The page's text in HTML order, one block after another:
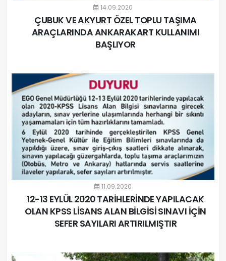
14.09.2020
ÇUBUK VE AKYURT ÖZEL TOPLU TAŞIMA
ARAÇLARINDA ANKARAKART KULLANIMI
BAŞLIYOR
11.09.2020
12-13 EYLÜL 2020 TARİHLERİNDE YAPILACAK
OLAN KPSS LİSANS ALAN BİLGİSİ SINAVI İÇİN
SEFER SAYILARI ARTIRILMIŞTIR